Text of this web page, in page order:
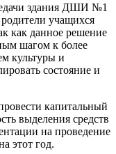
здания ДШИ №1
учащихся
как данное решение
шагом к более
культуры и
состояние и
капитальный
выделения средств
на проведение
этот год.